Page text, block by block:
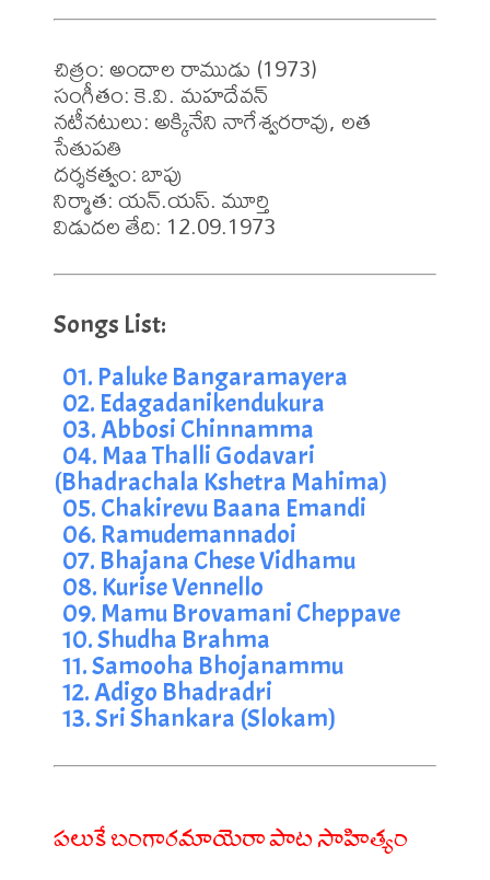
చిత్రం: అందాల రాముడు (1973)
సంగీతం: కె.వి. మహదేవన్
నటీనటులు: అక్కినేని నాగేశ్వరరావు, లత
సేతుపతి
దర్శకత్వం: బాపు
నిర్మాత: యన్.యస్. మూర్తి
విడుదల తేది: 12.09.1973
01. Paluke Bangaramayera
02. Edagadanikendukura
03. Abbosi Chinnamma
04. Maa Thalli Godavari
(Bhadrachala Kshetra Mahima)
05. Chakirevu Baana Emandi
06. Ramudemannadoi
07. Bhajana Chese Vidhamu
08. Kurise Vennello
09. Mamu Brovamani Cheppave
10. Shudha Brahma
11. Samooha Bhojanammu
12. Adigo Bhadradri
13. Sri Shankara (Slokam)
పలుకే బంగారమాయెరా పాట సాహిత్యం